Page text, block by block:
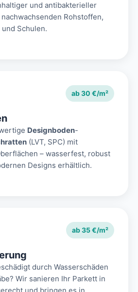
und antibakterieller
Rohstoffen,
Schulen.
ab 30 €/m²
Designboden-
(LVT, SPC) mit
– wasserfest, robust
Designs erhältlich.
ab 35 €/m²
durch Wasserschäden
Wir sanieren Ihr Parkett in